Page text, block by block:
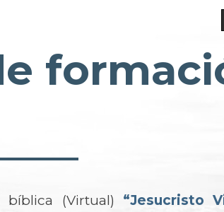
bíblica (Virtual) “Jesucristo